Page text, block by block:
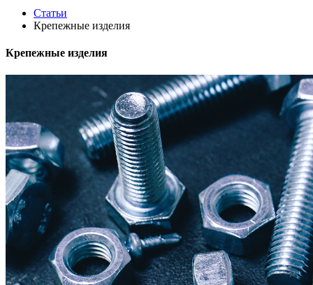
Статьи
Крепежные изделия
Крепежные изделия